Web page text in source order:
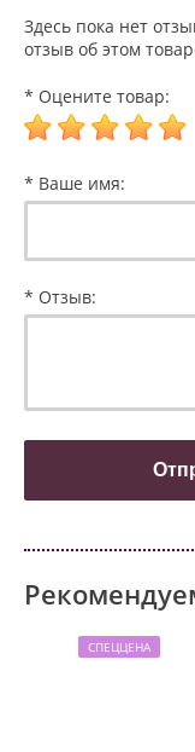
Здесь пока нет
отзыв об этом
* Оцените товар:
* Ваше имя:
* Отзыв:
СПЕЦЦЕНА